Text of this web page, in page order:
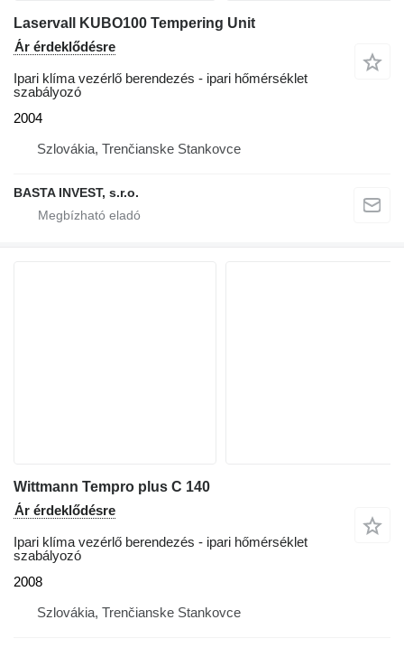
Laservall KUBO100 Tempering Unit
Ár érdeklődésre
Ipari klíma vezérlő berendezés - ipari hőmérséklet
szabályozó
2004
Szlovákia, Trenčianske Stankovce
BASTA INVEST, s.r.o.
Wittmann Tempro plus C 140
Ár érdeklődésre
Ipari klíma vezérlő berendezés - ipari hőmérséklet
szabályozó
2008
Szlovákia, Trenčianske Stankovce